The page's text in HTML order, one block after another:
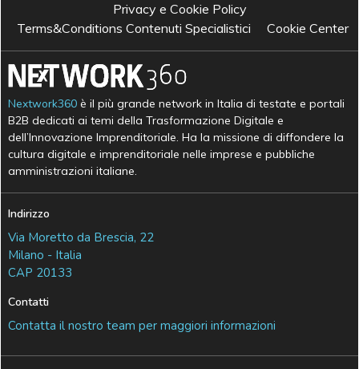
Privacy e Cookie Policy
Terms&Conditions Contenuti Specialistici
Cookie Center
Nextwork360 è il più grande network in Italia di testate e portali
B2B dedicati ai temi della Trasformazione Digitale e
dell’Innovazione Imprenditoriale. Ha la missione di diffondere la
cultura digitale e imprenditoriale nelle imprese e pubbliche
amministrazioni italiane.
Indirizzo
Via Moretto da Brescia, 22
Milano - Italia
CAP 20133
Contatti
Contatta il nostro team per maggiori informazioni